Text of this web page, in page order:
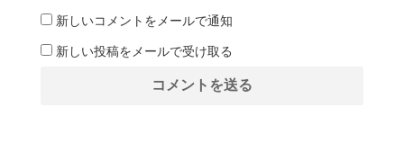
新しいコメントをメールで通知
新しい投稿をメールで受け取る